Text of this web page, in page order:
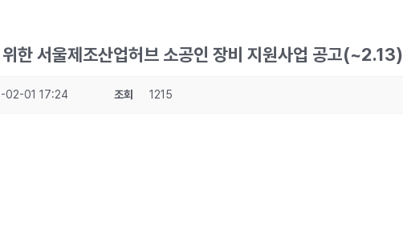
한 서울제조산업허브 소공인 장비 지원사업 공고(~2.13)
02-01 17:24 조회 1215